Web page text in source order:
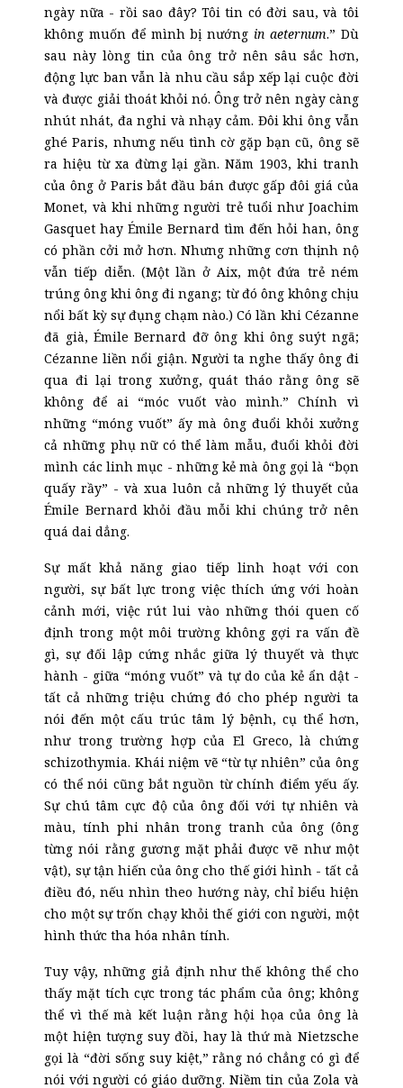
ngày nữa - rồi sao đây? Tôi tin có đời sau, và tôi
không muốn để mình bị nướng in aeternum.” Dù
sau này lòng tin của ông trở nên sâu sắc hơn,
động lực ban vẫn là nhu cầu sắp xếp lại cuộc đời
và được giải thoát khỏi nó. Ông trở nên ngày càng
nhút nhát, đa nghi và nhạy cảm. Đôi khi ông vẫn
ghé Paris, nhưng nếu tình cờ gặp bạn cũ, ông sẽ
ra hiệu từ xa đừng lại gần. Năm 1903, khi tranh
của ông ở Paris bắt đầu bán được gấp đôi giá của
Monet, và khi những người trẻ tuổi như Joachim
Gasquet hay Émile Bernard tìm đến hỏi han, ông
có phần cởi mở hơn. Nhưng những cơn thịnh nộ
vẫn tiếp diễn. (Một lần ở Aix, một đứa trẻ ném
trúng ông khi ông đi ngang; từ đó ông không chịu
nổi bất kỳ sự đụng chạm nào.) Có lần khi Cézanne
đã già, Émile Bernard đỡ ông khi ông suýt ngã;
Cézanne liền nổi giận. Người ta nghe thấy ông đi
qua đi lại trong xưởng, quát tháo rằng ông sẽ
không để ai “móc vuốt vào mình.” Chính vì
những “móng vuốt” ấy mà ông đuổi khỏi xưởng
cả những phụ nữ có thể làm mẫu, đuổi khỏi đời
mình các linh mục - những kẻ mà ông gọi là “bọn
quấy rầy” - và xua luôn cả những lý thuyết của
Émile Bernard khỏi đầu mỗi khi chúng trở nên
quá dai dẳng.
Sự mất khả năng giao tiếp linh hoạt với con
người, sự bất lực trong việc thích ứng với hoàn
cảnh mới, việc rút lui vào những thói quen cố
định trong một môi trường không gợi ra vấn đề
gì, sự đối lập cứng nhắc giữa lý thuyết và thực
hành - giữa “móng vuốt” và tự do của kẻ ẩn dật -
tất cả những triệu chứng đó cho phép người ta
nói đến một cấu trúc tâm lý bệnh, cụ thể hơn,
như trong trường hợp của El Greco, là chứng
schizothymia. Khái niệm vẽ “từ tự nhiên” của ông
có thể nói cũng bắt nguồn từ chính điểm yếu ấy.
Sự chú tâm cực độ của ông đối với tự nhiên và
màu, tính phi nhân trong tranh của ông (ông
từng nói rằng gương mặt phải được vẽ như một
vật), sự tận hiến của ông cho thế giới hình - tất cả
điều đó, nếu nhìn theo hướng này, chỉ biểu hiện
cho một sự trốn chạy khỏi thế giới con người, một
hình thức tha hóa nhân tính.
Tuy vậy, những giả định như thế không thể cho
thấy mặt tích cực trong tác phẩm của ông; không
thể vì thế mà kết luận rằng hội họa của ông là
một hiện tượng suy đồi, hay là thứ mà Nietzsche
gọi là “đời sống suy kiệt,” rằng nó chẳng có gì để
nói với người có giáo dưỡng. Niềm tin của Zola và